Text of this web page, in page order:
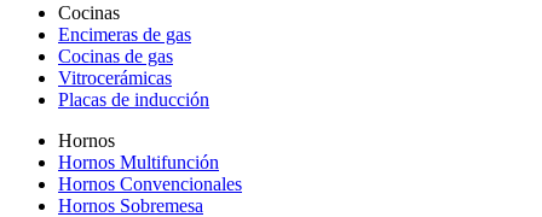
Cocinas
Encimeras de gas
Cocinas de gas
Vitrocerámicas
Placas de inducción
Hornos
Hornos Multifunción
Hornos Convencionales
Hornos Sobremesa